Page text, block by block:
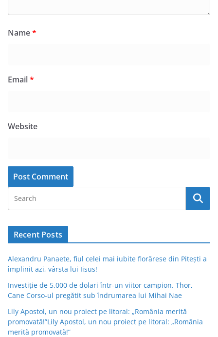
Name*
Email*
Website
Recent Posts
Alexandru Panaete, fiul celei mai iubite florărese din Pitești a
împlinit azi, vârsta lui Iisus!
Investiție de 5.000 de dolari într-un viitor campion. Thor,
Cane Corso-ul pregătit sub îndrumarea lui Mihai Nae
Lily Apostol, un nou proiect pe litoral: „România merită
promovată!”Lily Apostol, un nou proiect pe litoral: „România
merită promovată!”